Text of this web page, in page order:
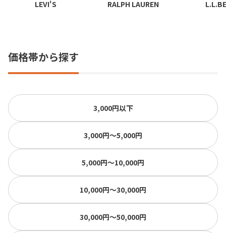
LEVI'S RALPH LAUREN
価格帯から探す
3,000円以下
3,000円〜5,000円
5,000円〜10,000円
10,000円〜30,000円
30,000円〜50,000円